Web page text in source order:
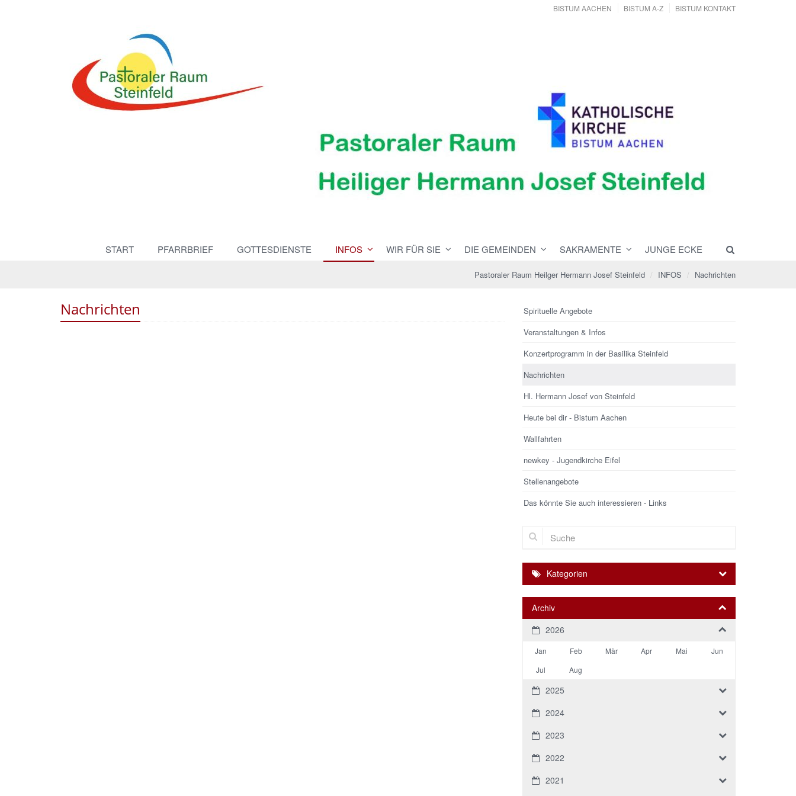
BISTUM AACHEN BISTUM A-Z BISTUM KONTAKT
START PFARRBRIEF GOTTESDIENSTE INFOS WIR FÜR SIE DIE GEMEINDEN SAKRAMENTE JUNGE ECKE
Pastoraler Raum Heilger Hermann Josef Steinfeld INFOS Nachrichten
Nachrichten
Spirituelle Angebote
Veranstaltungen & Infos
Konzertprogramm in der Basilika Steinfeld
Nachrichten
Hl. Hermann Josef von Steinfeld
Heute bei dir - Bistum Aachen
Wallfahrten
newkey - Jugendkirche Eifel
Stellenangebote
Das könnte Sie auch interessieren - Links
Suche
Kategorien
Archiv
2026
Jan Feb Mär Apr Mai
Jun
Jul
Aug
2025
2024
2023
2022
2021